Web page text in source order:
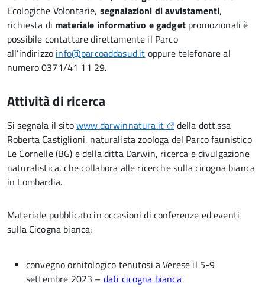
Ecologiche Volontarie, segnalazioni di avvistamenti,
richiesta di materiale informativo e gadgetpromozionali è
possibile contattare direttamente il Parco
all’indirizzo info@parcoaddasud.it oppure telefonare al
numero 0371/41 11 29.
Attività di ricerca
Si segnala il sitowww.darwinnatura.it
della dott.ssa
Roberta Castiglioni, naturalista zoologa del Parco faunistico
Le Cornelle (BG) e della ditta Darwin, ricerca e divulgazione
naturalistica, che collabora alle ricerche sulla cicogna bianca
in Lombardia.
Materiale pubblicato in occasioni di conferenze ed eventi
sulla Cicogna bianca:
convegno ornitologico tenutosi a Verese il 5-9
settembre 2023 – dati cicogna bianca